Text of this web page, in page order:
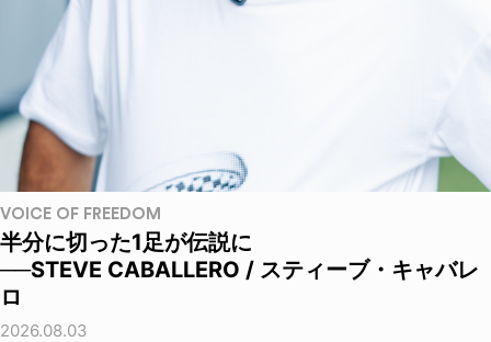
VOICE OF FREEDOM
半分に切った1足が伝説に
──STEVE CABALLERO / スティーブ・キャバレ
ロ
2026.08.03